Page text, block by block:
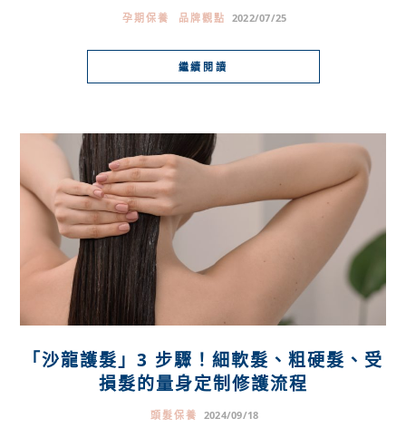
孕期保養 品牌觀點 2022/07/25
繼續閱讀
「沙龍護髮」3 步驟！細軟髮、粗硬髮、受
損髮的量身定制修護流程
頭髮保養 2024/09/18